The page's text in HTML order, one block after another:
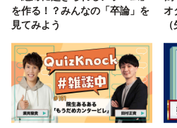
を作る！？みんなの「卒論」を
見てみよう
オ